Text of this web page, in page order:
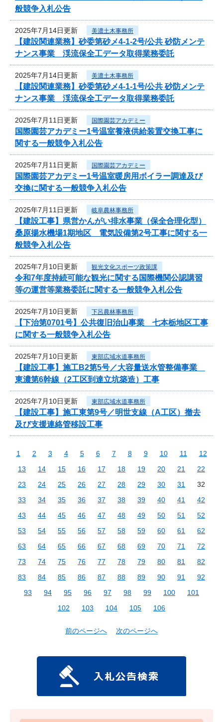
般競争入札公告
2025年7月14日更新 美濃土木事務所
【建設関連業務】砂委第砂メ4-1-2号/公共 砂防メンテ
ナンス事業 渓流保全工データ取得業務委託
2025年7月14日更新 美濃土木事務所
【建設関連業務】砂委第砂メ4-1-1号/公共 砂防メンテ
ナンス事業 渓流保全工データ取得業務委託
2025年7月11日更新 国際園芸アカデミー
国際園芸アカデミー1号温室養液供給装置交換工事に
関する一般競争入札公告
2025年7月11日更新 国際園芸アカデミー
国際園芸アカデミー1号温室暖房用ボイラー調達及び
交換に関する一般競争入札公告
2025年7月11日更新 岐阜農林事務所
【建設工事】県営かんがい排水事業（保全合理化型）
桑原揚水機場1期地区 電気設備第2号工事に関する一
般競争入札公告
2025年7月10日更新 観光文化スポーツ政策課
令和7年度持続可能な観光に関する国際機関公認講習
等の運営等業務委託に関する一般競争入札公告
2025年7月10日更新 下呂農林事務所
【下治第0701号】公共復旧治山事業 七本栃地区工事
に関する一般競争入札公告
2025年7月10日更新 東部広域水道事務所
【建設工事】施工B2第5号／大容量送水管整備事業
東濃第6幹線（2工区到達立坑築造）工事
2025年7月10日更新 東部広域水道事務所
【建設工事】施工東第9号／明世支線（A工区）撤去
及び支援連絡管移設工事
1 2 3 4 5 6 7 8 9 10 11
12
13
14 15 16 17 18 19 20 21
22
23
24 25 26 27 28 29 30 31
32
33
34 35 36 37 38 39 40 41
42
43
44 45 46 47 48 49 50 51
52
53
54 55 56 57 58 59 60 61
62
63
64 65 66 67 68 69 70 71
72
73
74 75 76 77 78 79 80 81
82
83
84 85 86 87 88 89 90 91
92
93
94 95 96 97 98 99 100
101
102
103 104 105 106
前のページへ 次のページへ